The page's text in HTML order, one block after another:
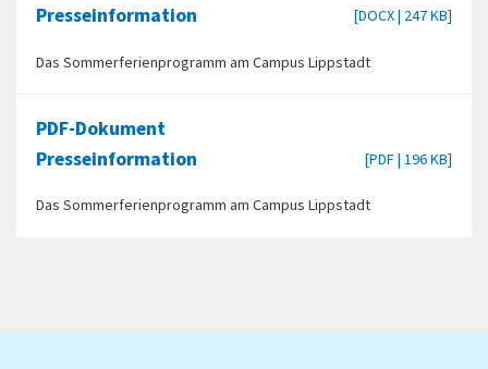
Presseinformation
[DOCX | 247 KB]
Das Sommerferienprogramm am Campus Lippstadt
PDF-Dokument
Presseinformation
[PDF | 196 KB]
Das Sommerferienprogramm am Campus Lippstadt